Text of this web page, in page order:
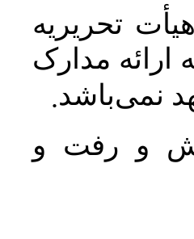
تحریریه
مدارک
نمی‌باشد.
و رفت و